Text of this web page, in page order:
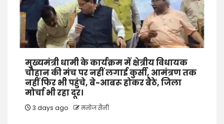
मुख्यमंत्री धामी के कार्यक्रम में क्षेत्रीय विधायक
चौहान की मंच पर नहीं लगाई कुर्सी, आमंत्रण तक
नहीं फिर भी पहुंचे, बे-आबरू होकर बैठे, जिला
मोर्चा भी रहा दूर।
3 days ago मनोज सैनी